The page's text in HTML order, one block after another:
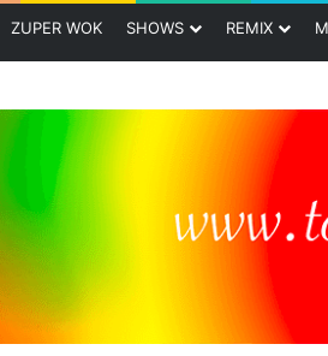
ZUPER WOK SHOWS REMIX